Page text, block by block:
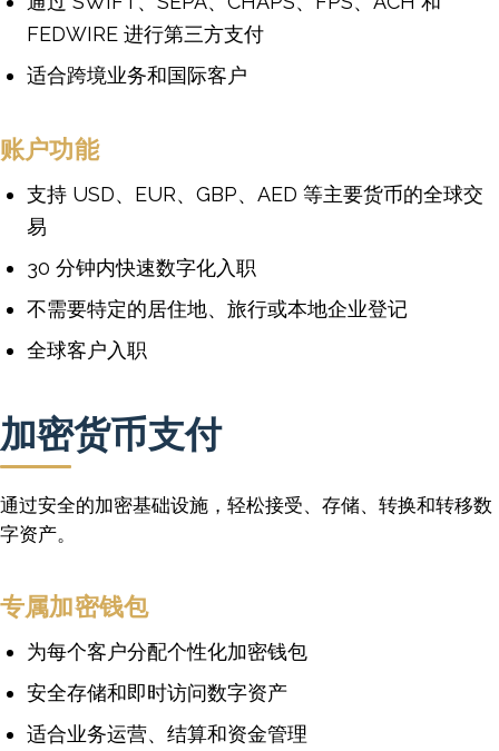
FEDWIRE 进行第三方支付
适合跨境业务和国际客户
账户功能
支持 USD、EUR、GBP、AED 等主要货币的全球交
易
30 分钟内快速数字化入职
不需要特定的居住地、旅行或本地企业登记
全球客户入职
加密货币支付
通过安全的加密基础设施，轻松接受、存储、转换和转移数
字资产。
专属加密钱包
为每个客户分配个性化加密钱包
安全存储和即时访问数字资产
适合业务运营、结算和资金管理